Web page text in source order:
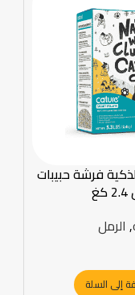
فرشة حبيبات
, الرمل
إلى السلة